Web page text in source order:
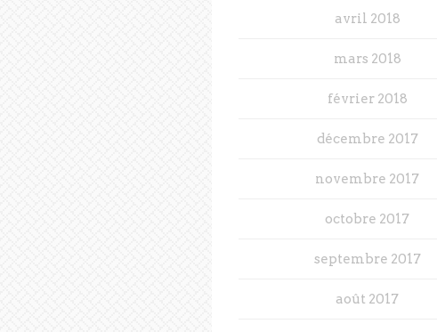
avril 2018
mars 2018
février 2018
décembre 2017
novembre 2017
octobre 2017
septembre 2017
août 2017